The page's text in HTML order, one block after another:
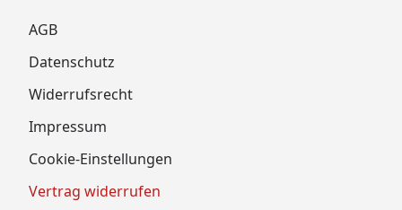
AGB
Datenschutz
Widerrufsrecht
Impressum
Cookie-Einstellungen
Vertrag widerrufen